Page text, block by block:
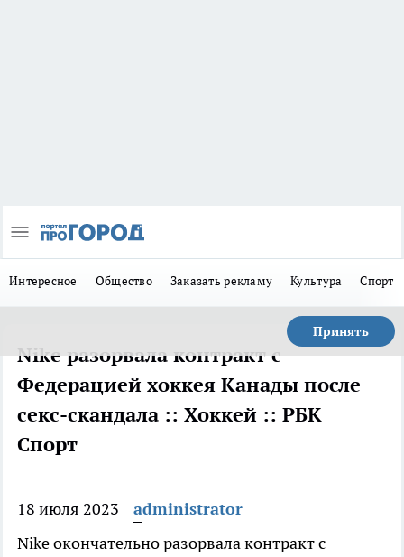
Интересное Общество Заказать рекламу Культура Спорт
Принять
Nike разорвала контракт с
Федерацией хоккея Канады после
секс-скандала :: Хоккей :: РБК
Спорт
18 июля 2023
administrator
Nike окончательно разорвала контракт с